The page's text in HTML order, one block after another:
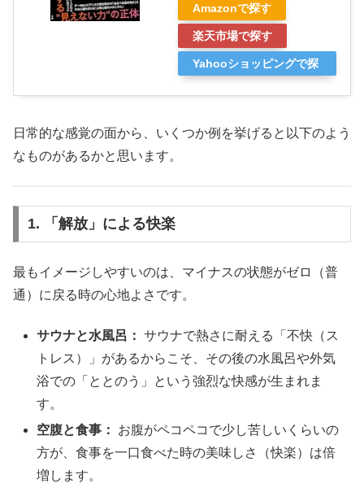
Amazonで探す
楽天市場で探す
Yahooショッピングで探
日常的な感覚の面から、いくつか例を挙げると以下のよう
なものがあるかと思います。
1. 「解放」による快楽
最もイメージしやすいのは、マイナスの状態がゼロ（普
通）に戻る時の心地よさです。
サウナと水風呂： サウナで熱さに耐える「不快（ス
トレス）」があるからこそ、その後の水風呂や外気
浴での「ととのう」という強烈な快感が生まれま
す。
空腹と食事：
お腹がペコペコで少し苦しいくらいの
方が、食事を一口食べた時の美味しさ（快楽）は倍
増します。